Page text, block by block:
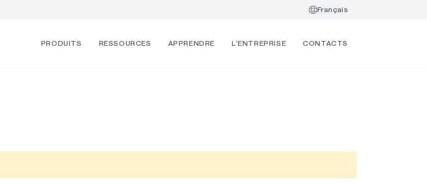
Français
PRODUITS RESSOURCES APPRENDRE L’ENTREPRISE CONTACTS